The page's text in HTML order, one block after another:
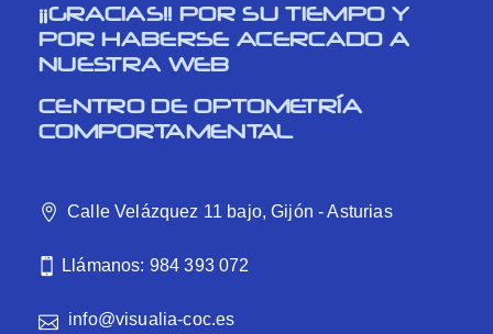
¡¡GRACIAS!! POR SU TIEMPO Y
POR HABERSE ACERCADO A
NUESTRA WEB
CENTRO DE OPTOMETRÍA
COMPORTAMENTAL
Calle Velázquez 11 bajo, Gijón - Asturias
Llámanos: 984 393 072
info@visualia-coc.es